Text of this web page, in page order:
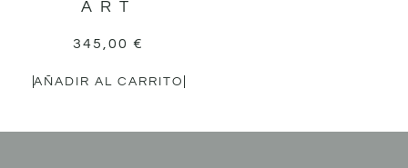
ART
345,00€
AÑADIR AL CARRITO